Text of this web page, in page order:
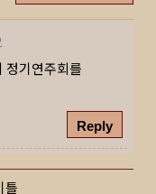
정기연주회를
Reply
틀